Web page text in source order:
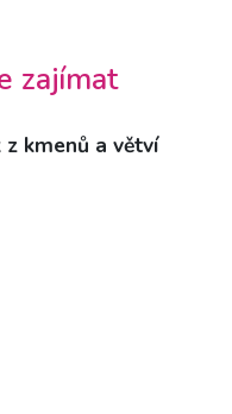
zajímat
kmenů a větví